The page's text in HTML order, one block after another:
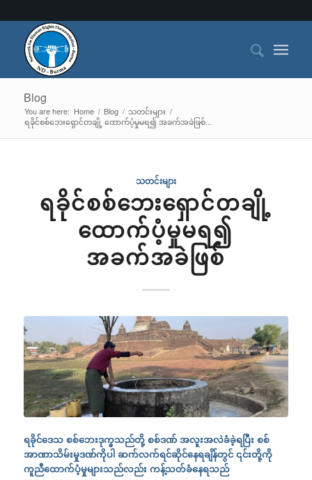
Blog
You are here: Home / Blog / သတင်းများ /
ရခိုင်စစ်ဘေးရှောင်တချို့ ထောက်ပံ့မှုမရ‌၍ အခက်အခဲဖြစ်...
သတင်းများ
ရခိုင်စစ်ဘေးရှောင်တချို့
ထောက်ပံ့မှုမရ‌၍
အခက်အခဲဖြစ်
ရခိုင်ဒေသ စစ်ဘေးဒုက္ခသည်တို့ စစ်ဒဏ် အလူးအလဲခံခဲ့ရပြီး စစ်
အာဏာသိမ်းမှုဒဏ်ကိုပါ ဆက်လက်ရင်ဆိုင်နေရချိန်တွင် ၎င်းတို့ကို
ကူညီထောက်ပံ့မှုများသည်လည်း ကန့်သတ်ခံနေရသည်